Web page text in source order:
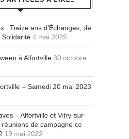
: Treize ans d’Échanges, de
Solidarité 4 mai 2025
à Alfortville 30 octobre
– Samedi 20 mai 2023
– Alfortville et Vitry-sur-
de campagne ce
19 mai 2022